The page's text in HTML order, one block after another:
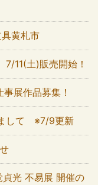
具黄札市
11(土)販売開始！
展作品募集！
まして ※7/9更新
貞光 不易展 開催の